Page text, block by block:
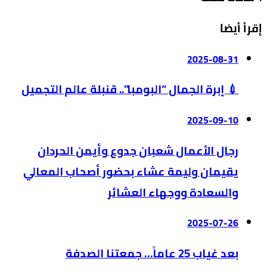
إقرأ أيضا
2025-08-31
💉 إبرة الجمال “البومبا”.. قنبلة عالم التجميل
2025-09-10
رجال الأعمال شعبان جدوع وأيمن الحردان
يقيمان وليمة عشاء بحضور أصحاب المعالي
والسعادة ووجهاء العشائر
2025-07-26
بعد غياب 25 عاماً… جمعتنا الصدفة